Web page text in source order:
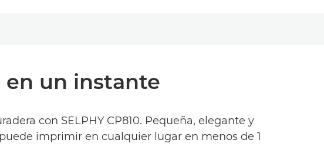
un instante
con SELPHY CP810. Pequeña, elegante y
imprimir en cualquier lugar en menos de 1